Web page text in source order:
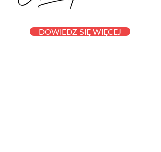
DOWIEDZ SIĘ WIĘCEJ